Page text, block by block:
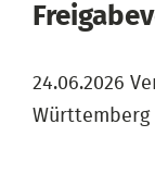
24.06.2026
Württemberg